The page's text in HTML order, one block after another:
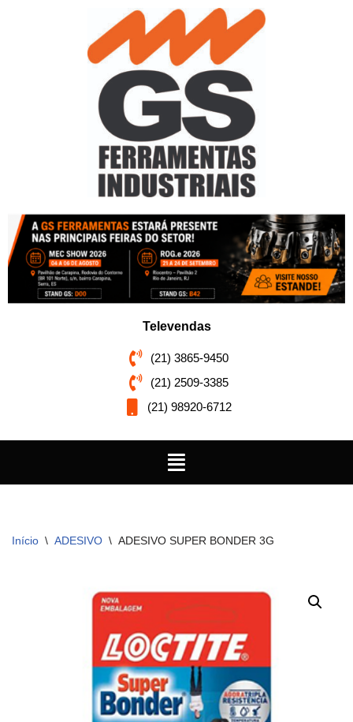
Televendas
(21) 3865-9450
(21) 2509-3385
(21) 98920-6712
Início \ ADESIVO \ ADESIVO SUPER BONDER 3G